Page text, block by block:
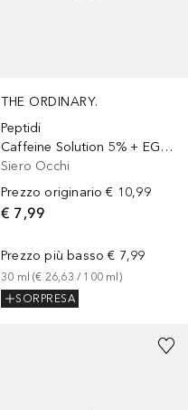
THE ORDINARY.
Peptidi
Caffeine Solution 5% + EGCG
Siero Occhi
Prezzo originario € 10,99
€ 7,99
Prezzo più basso € 7,99
30 ml (€ 26,63 / 100 ml )
SORPRESA
+29